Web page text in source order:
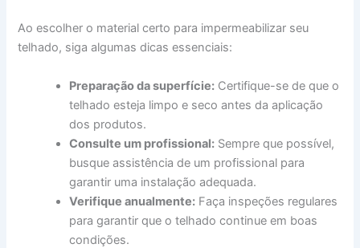
Ao escolher o material certo para impermeabilizar seu
telhado, siga algumas dicas essenciais:
Preparação da superfície: Certifique-se de que o
telhado esteja limpo e seco antes da aplicação
dos produtos.
Consulte um profissional: Sempre que possível,
busque assistência de um profissional para
garantir uma instalação adequada.
Verifique anualmente: Faça inspeções regulares
para garantir que o telhado continue em boas
condições.